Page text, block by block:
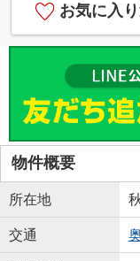
お気に入
物件概要
所在地
交通